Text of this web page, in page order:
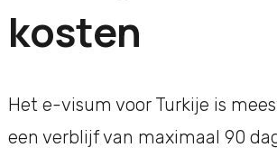
kosten
Het e-visum voor Turkije is
een verblijf van maximaal 90